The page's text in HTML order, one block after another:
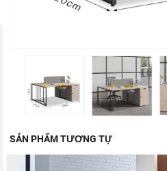
SẢN PHẨM TƯƠNG TỰ